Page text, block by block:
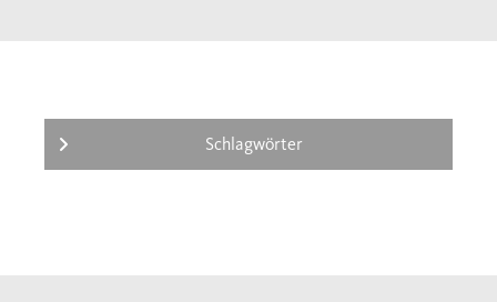
Schlagwörter